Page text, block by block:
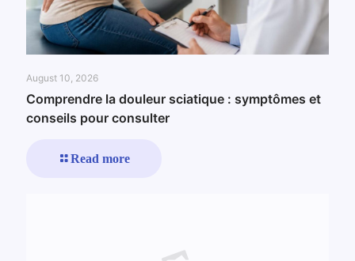
August 10, 2026
Comprendre la douleur sciatique : symptômes et
conseils pour consulter
Read more